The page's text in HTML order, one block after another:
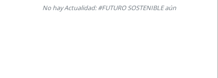
No hay Actualidad: #FUTURO SOSTENIBLE aún